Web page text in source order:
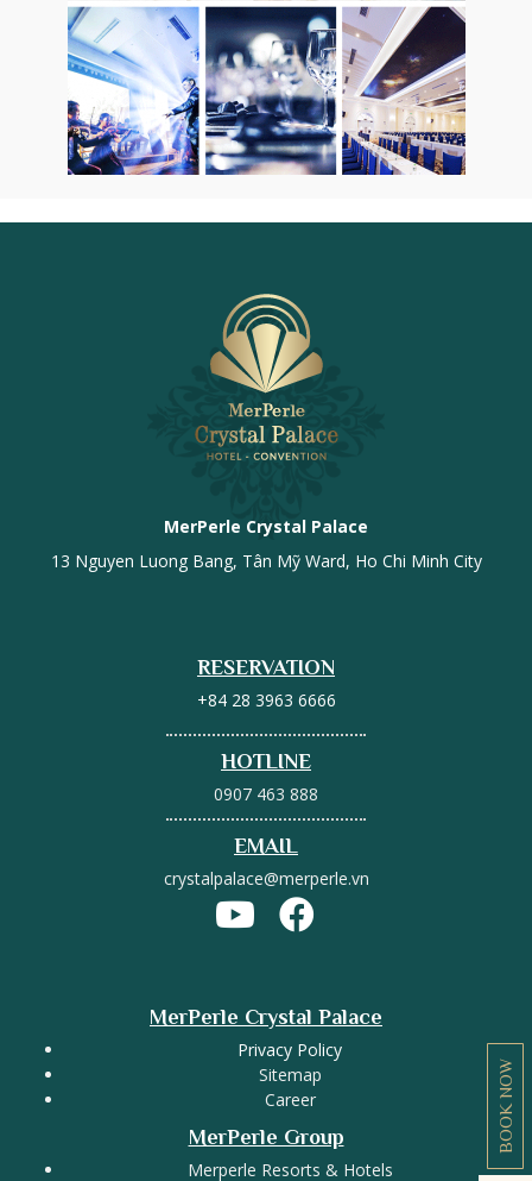
MerPerle Crystal Palace
13 Nguyen Luong Bang, Tân Mỹ Ward, Ho Chi Minh City
RESERVATION
+84 28 3963 6666
HOTLINE
0907 463 888
EMAIL
crystalpalace@merperle.vn
MerPerle Crystal Palace
Privacy Policy
Sitemap
Career
MerPerle Group
Merperle Resorts & Hotels
BOOK NOW